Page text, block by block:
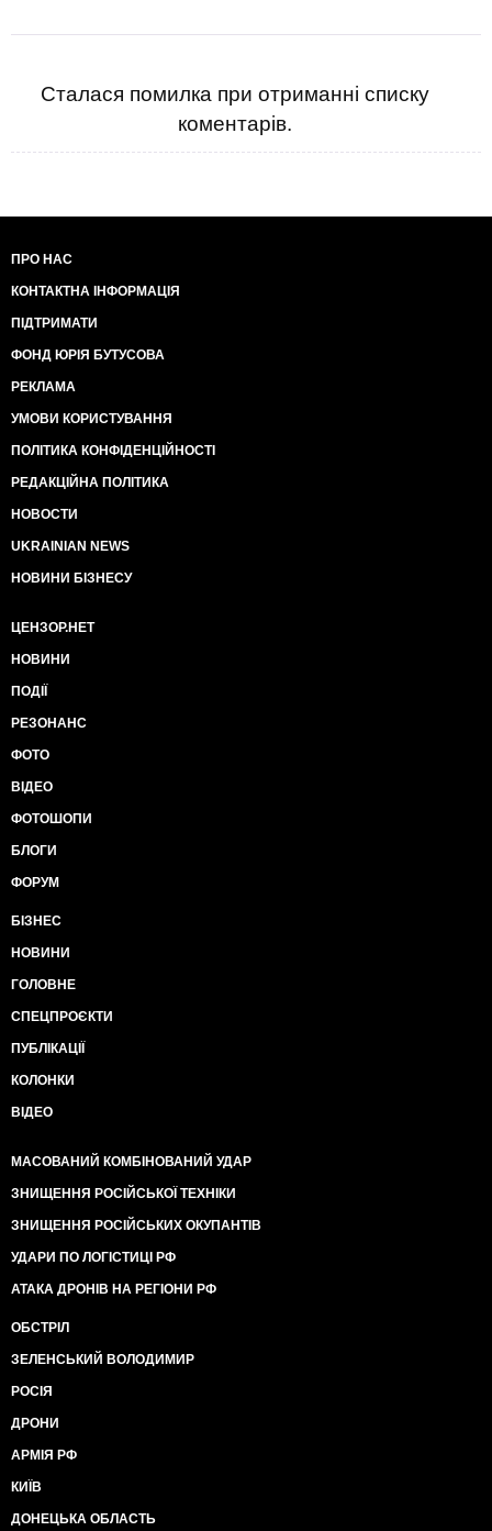
Сталася помилка при отриманні списку
коментарів.
ПРО НАС
КОНТАКТНА ІНФОРМАЦІЯ
ПІДТРИМАТИ
ФОНД ЮРІЯ БУТУСОВА
РЕКЛАМА
УМОВИ КОРИСТУВАННЯ
ПОЛІТИКА КОНФІДЕНЦІЙНОСТІ
РЕДАКЦІЙНА ПОЛІТИКА
НОВОСТИ
UKRAINIAN NEWS
НОВИНИ БІЗНЕСУ
ЦЕНЗОР.НЕТ
НОВИНИ
ПОДІЇ
РЕЗОНАНС
ФОТО
ВІДЕО
ФОТОШОПИ
БЛОГИ
ФОРУМ
БІЗНЕС
НОВИНИ
ГОЛОВНЕ
СПЕЦПРОЄКТИ
ПУБЛІКАЦІЇ
КОЛОНКИ
ВІДЕО
МАСОВАНИЙ КОМБІНОВАНИЙ УДАР
ЗНИЩЕННЯ РОСІЙСЬКОЇ ТЕХНІКИ
ЗНИЩЕННЯ РОСІЙСЬКИХ ОКУПАНТІВ
УДАРИ ПО ЛОГІСТИЦІ РФ
АТАКА ДРОНІВ НА РЕГІОНИ РФ
ОБСТРІЛ
ЗЕЛЕНСЬКИЙ ВОЛОДИМИР
РОСІЯ
ДРОНИ
АРМІЯ РФ
КИЇВ
ДОНЕЦЬКА ОБЛАСТЬ